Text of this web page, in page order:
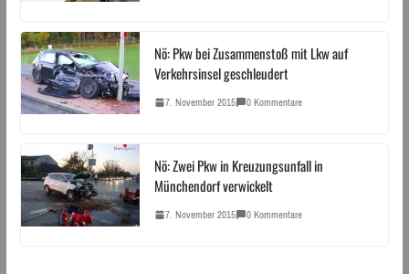
Nö: Pkw bei Zusammenstoß mit Lkw auf
Verkehrsinsel geschleudert
7. November 2015 0 Kommentare
Nö: Zwei Pkw in Kreuzungsunfall in
Münchendorf verwickelt
7. November 2015 0 Kommentare